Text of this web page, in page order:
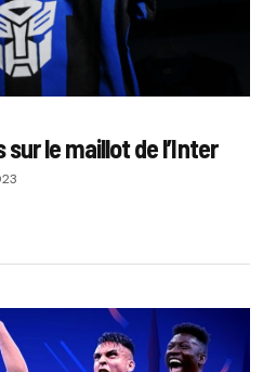
le maillot de l’Inter